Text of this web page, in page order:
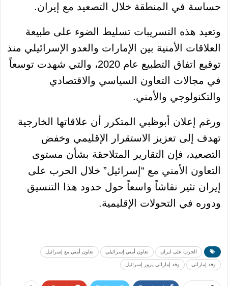
حساسة في المنطقة خلال التصعيد مع إيران.
وتعيد هذه التسريبات تسليط الضوء على طبيعة
العلاقات الأمنية بين الإمارات والعدو الإسرائيلي منذ
توقيع اتفاق التطبيع عام 2020، والتي شهدت توسعاً
في مجالات التعاون السياسي والاقتصادي
والتكنولوجي والأمني.
ورغم إعلان أبوظبي المتكرر أن علاقاتها الخارجية
تهدف إلى تعزيز الاستقرار الإقليمي وخفض
التصعيد، فإن التقارير المتلاحقة بشأن مستوى
التعاون الأمني مع “إسرائيل” خلال الحرب على
إيران تثير نقاشاً واسعاً حول حدود هذا التنسيق
ودوره في التحولات الإقليمية.
الحرب على ايران تعاون أمني إسرائيلي تعاون أمني مع إسرائيل
وفد إماراتي وفد إماراتي يزور إسرائيل